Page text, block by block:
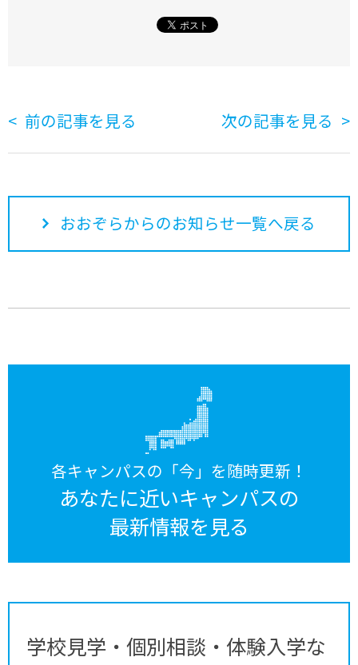
前の記事を見る 次の記事を見る
おおぞらからのお知らせ一覧へ戻る
各キャンパスの「今」を随時更新！
あなたに近いキャンパスの
最新情報を見る
学校見学・個別相談・体験入学な